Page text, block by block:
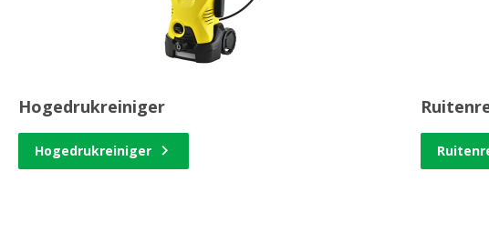
Hogedrukreiniger
Hogedrukreiniger